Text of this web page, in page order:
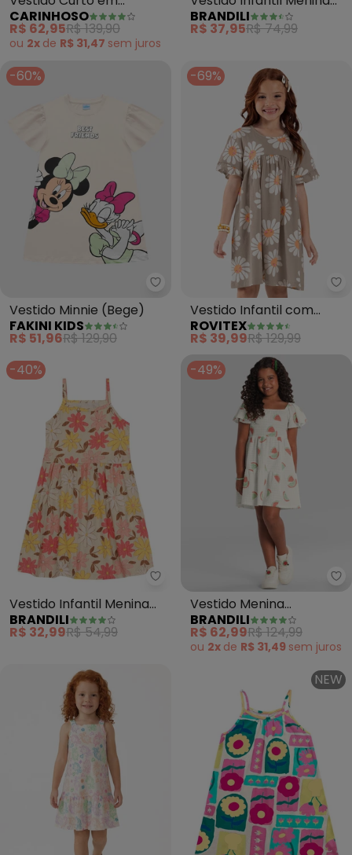
Babados com Pérolas
(Areia)
CARINHOSO
R$ 62,95R$ 139,90
ou 2x de R$ 31,47 sem juros
Estampado (Natural)
BRANDILI
R$ 37,95R$ 74,99
-60%
Fakini Kids - Vestido Minnie
Vestido Minnie (Bege)
FAKINI KIDS
R$ 51,96R$ 129,90
-69%
Vestido Infantil com
Estampando Flores
(Bege)
ROVITEX
R$ 39,99R$ 129,99
-40%
Brandili - Vestido Infantil
Vestido Infantil Menina
Praiano (Bege)
BRANDILI
R$ 32,99R$ 54,99
-49%
Vestido Menina
Texturizado de Melancia
(Natural)
BRANDILI
R$ 62,99R$ 124,99
ou 2x de R$ 31,49 sem juros
NEW